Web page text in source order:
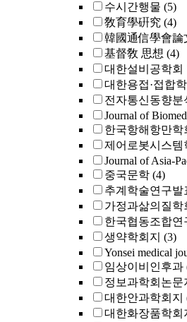
수시간행물 (5)
敎育學硏究 (4)
韓國通信學會論
基督敎 思想 (4)
대한설비공학회
대한용접·접합학
전자통신동향분
Journal of
한국항해항만학
제어로봇시스템
Journal of Asia-
중국문학 (4)
추계학술연구발
가정과삶의질학
한국협동조합연
생약학회지 (3)
Yonsei medical
임상이비인후과
정보과학회논문
대한안과학회지
대한화장품학회